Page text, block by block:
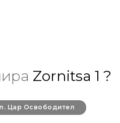
Zornitsa 1 ?
Цар Освободител